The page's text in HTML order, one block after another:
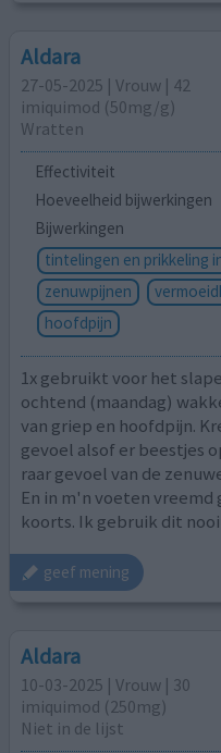
Aldara
27-05-2025 | Vrouw | 42
imiquimod (50mg/g)
Wratten
Effectiviteit
Hoeveelheid bijwerkingen
Bijwerkingen
tintelingen en prikkeling
zenuwpijnen
hoofdpijn
1x gebruikt voor het
ochtend (maandag)
van griep en hoofdpijn.
gevoel alsof er beestjes
raar gevoel van de
En in m'n voeten vreemd
koorts. Ik gebruik dit
geef mening
Aldara
10-03-2025 | Vrouw | 30
imiquimod (250mg)
Niet in de lijst